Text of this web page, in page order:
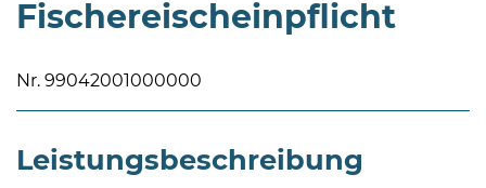
Fischereischeinpflicht
Nr. 99042001000000
Leistungsbeschreibung